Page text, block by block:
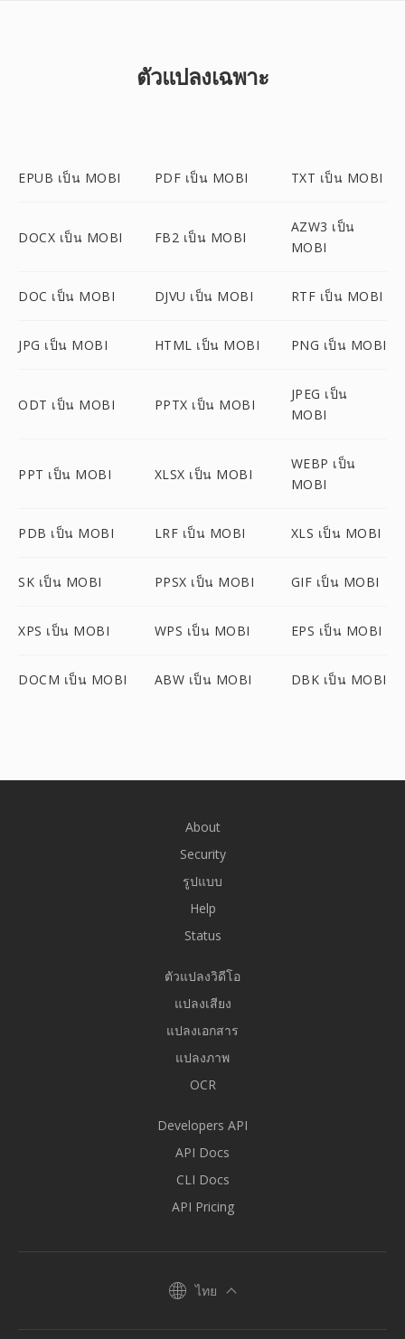
ตัวแปลงเฉพาะ
EPUB เป็น MOBI PDF เป็น MOBI TXT เป็น MOBI
DOCX เป็น MOBI FB2 เป็น MOBI
AZW3 เป็น
MOBI
DOC เป็น MOBI DJVU เป็น MOBI RTF เป็น MOBI
JPG เป็น MOBI HTML เป็น MOBI PNG เป็น MOBI
ODT เป็น MOBI PPTX เป็น MOBI
JPEG เป็น
MOBI
PPT เป็น MOBI XLSX เป็น MOBI
WEBP เป็น
MOBI
PDB เป็น MOBI LRF เป็น MOBI XLS เป็น MOBI
SK เป็น MOBI PPSX เป็น MOBI GIF เป็น MOBI
XPS เป็น MOBI WPS เป็น MOBI EPS เป็น MOBI
DOCM เป็น MOBI ABW เป็น MOBI DBK เป็น MOBI
About
Security
รูปแบบ
Help
Status
ตัวแปลงวิดีโอ
แปลงเสียง
แปลงเอกสาร
แปลงภาพ
OCR
Developers API
API Docs
CLI Docs
API Pricing
ไทย